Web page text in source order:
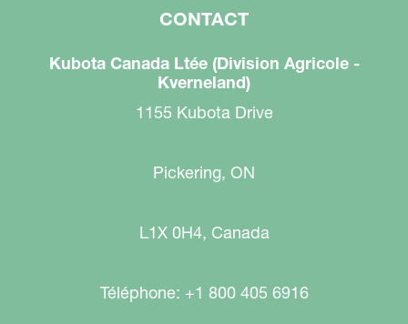
CONTACT
Kubota Canada Ltée (Division Agricole -
Kverneland)
1155 Kubota Drive
Pickering, ON
L1X 0H4, Canada
Téléphone: +1 800 405 6916